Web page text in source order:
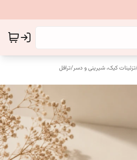
تزئینات کیک، شیرینی و دسر/ترافل